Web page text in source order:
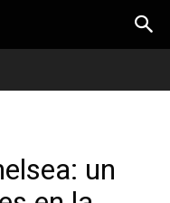
un